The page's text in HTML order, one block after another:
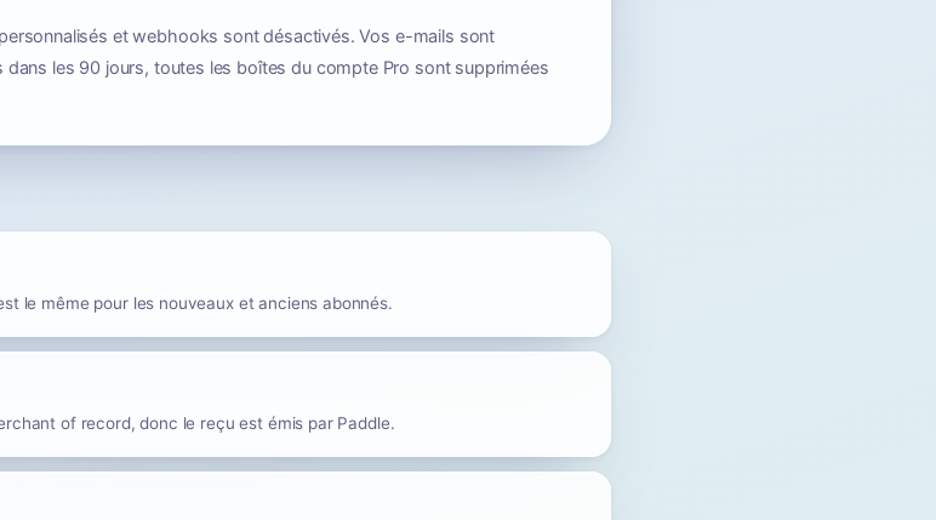
et webhooks sont désactivés. Vos e-mails sont
les 90 jours, toutes les boîtes du compte Pro sont supprimées
le même pour les nouveaux et anciens abonnés.
of record, donc le reçu est émis par Paddle.